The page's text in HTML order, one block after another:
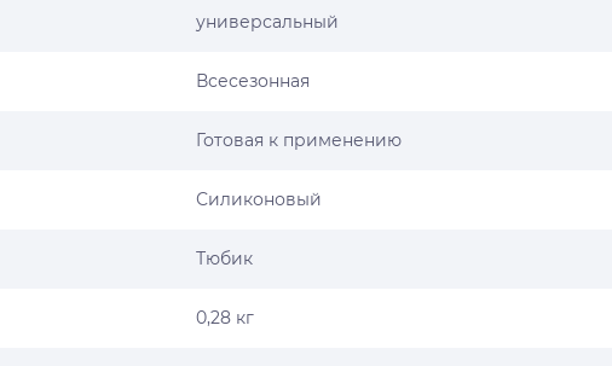
универсальный
Всесезонная
Готовая к применению
Силиконовый
Тюбик
0,28 кг